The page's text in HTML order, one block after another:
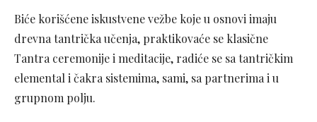
Biće korišćene iskustvene vežbe koje u osnovi imaju
drevna tantrička učenja, praktikovaće se klasične
Tantra ceremonije i meditacije, radiće se sa tantričkim
elemental i čakra sistemima, sami, sa partnerima i u
grupnom polju.